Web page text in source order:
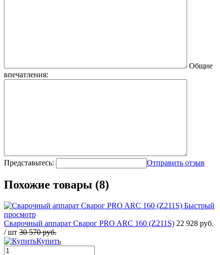
Общие
впечатления:
Представьтесь: Отправить отзыв
Похожие товары (8)
Быстрый
просмотр
Сварочный аппарат Сварог PRO ARC 160 (Z211S) 22 928 руб.
/ шт 30 570 руб.
Купить